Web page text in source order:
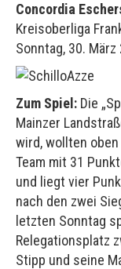
Concordia
Kreisoberliga
Sonntag, 30.
Zum Spiel: Die
Mainzer
wird, wollten
Team mit 31
und liegt vier
nach den zwei
letzten Sonntag
Relegationsplatz
Stipp und seine